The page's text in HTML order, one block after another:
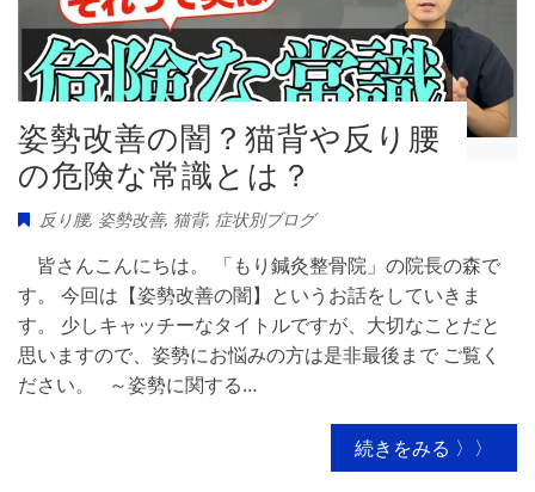
姿勢改善の闇？猫背や反り腰
の危険な常識とは？
反り腰, 姿勢改善, 猫背, 症状別ブログ
皆さんこんにちは。 「もり鍼灸整骨院」の院長の森で
す。 今回は【姿勢改善の闇】というお話をしていきま
す。 少しキャッチーなタイトルですが、大切なことだと
思いますので、姿勢にお悩みの方は是非最後まで ご覧く
ださい。 ～姿勢に関する…
続きをみる 〉〉